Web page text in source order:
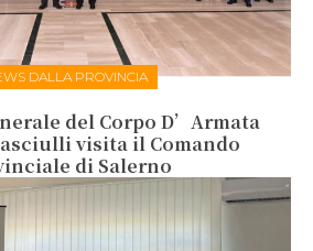
DALLA PROVINCIA
del Corpo D’Armata
visita il Comando
di Salerno